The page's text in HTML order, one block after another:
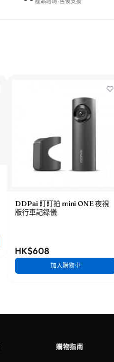
DDPai 盯盯拍 mini ONE 夜視
版行車記錄儀
HK$608
加入購物車
購物指南